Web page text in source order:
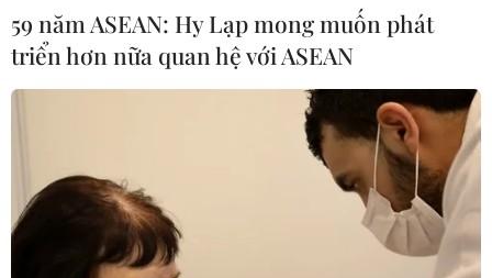
59 năm ASEAN: Hy Lạp mong muốn phát
triển hơn nữa quan hệ với ASEAN